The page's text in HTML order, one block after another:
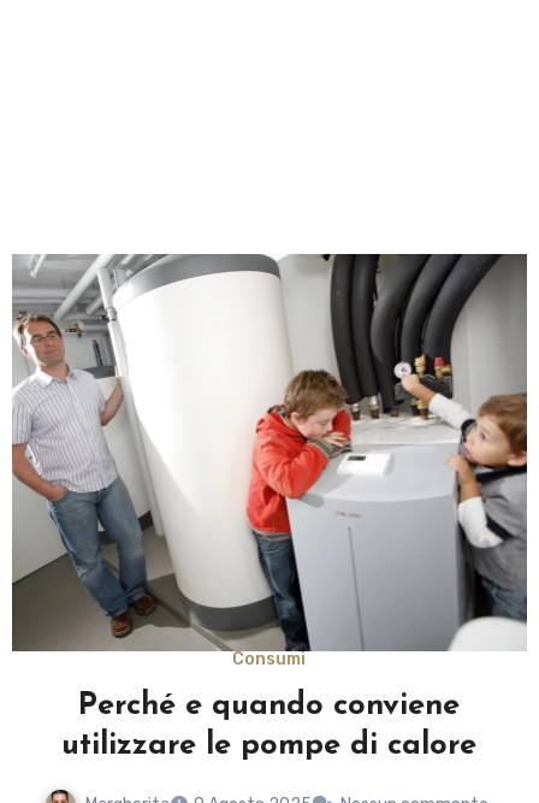
Bollette
Bolletta energia elettrica troppo
alta? Come reclamare